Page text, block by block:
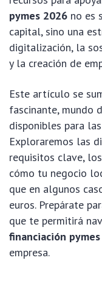
pymes 2026 no es
capital, sino una
digitalización, la
y la creación de
Este artículo se
fascinante, mundo
disponibles para las
Exploraremos las
requisitos clave,
cómo tu negocio
que en algunos
euros. Prepárate
que te permitirá
financiación
empresa.